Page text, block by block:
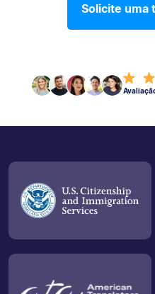
Solicite uma